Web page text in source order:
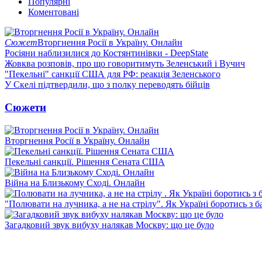
Коментовані
СюжетВторгнення Росії в Україну. Онлайн
Росіяни наблизилися до Костянтинівки - DeepState
Жовква розповів, про що говоритимуть Зеленський і Вучич
"Пекельні" санкції США для РФ: реакція Зеленського
У Скелі підтвердили, що з полку переводять бійців
Сюжети
Вторгнення Росії в Україну. Онлайн
Пекельні санкції. Рішення Сената США
Війна на Близькому Сході. Онлайн
"Полювати на лучника, а не на стрілу". Як Україні боротись з
Загадковий звук вибуху налякав Москву: що це було